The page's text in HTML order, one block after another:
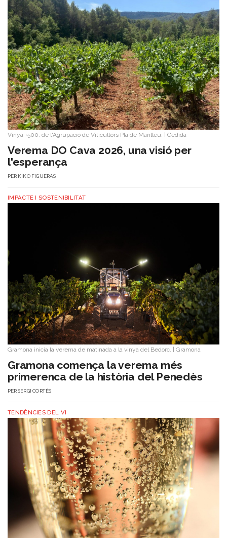
Vinya +500, de l'Agrupació de Viticultors Pla de Manlleu. | Cedida
Verema DO Cava 2026, una visió per
l'esperança
PER KIKO FIGUERAS
IMPACTE I SOSTENIBILITAT
Gramona inicia la verema de matinada a la vinya del Bedorc. | Gramona
Gramona comença la verema més
primerenca de la història del Penedès
PERSERGI CORTÉS
TENDÈNCIES DEL VI